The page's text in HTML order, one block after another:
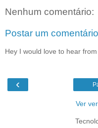
Nenhum comentário:
Postar um comentário
Hey I would love to hear
‹
Ver